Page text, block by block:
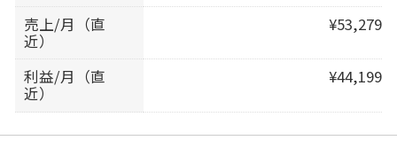
売上/月（直
近）
¥53,279
利益/月（直
近）
¥44,199